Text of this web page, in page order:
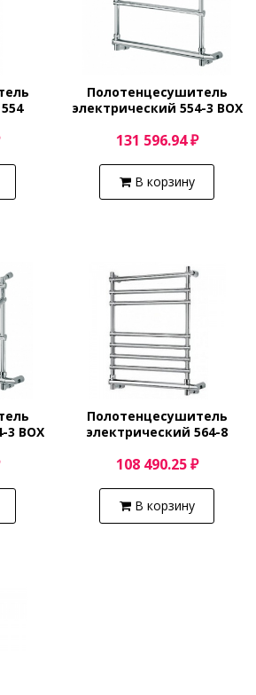
Полотенцесушитель
электрический 554-3 BOX
5544703BRPB
131 596.94 ₽
В корзину
3 BOX
Полотенцесушитель
электрический 564-8
5644708CRN
108 490.25 ₽
В корзину